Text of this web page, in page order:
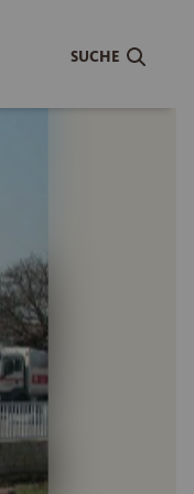
SUCHE